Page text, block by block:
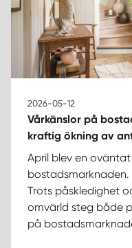
2026-05-12
Vårkänslor på
kraftig ökning av
April blev en
bostadsmarknaden.
Trots påskledighet
omvärld steg både
på